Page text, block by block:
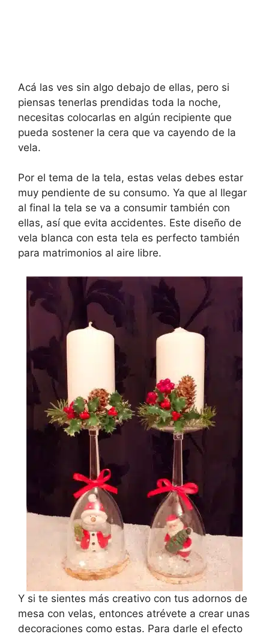
Acá las ves sin algo debajo de ellas, pero si
piensas tenerlas prendidas toda la noche,
necesitas colocarlas en algún recipiente que
pueda sostener la cera que va cayendo de la
vela.
Por el tema de la tela, estas velas debes estar
muy pendiente de su consumo. Ya que al llegar
al final la tela se va a consumir también con
ellas, así que evita accidentes. Este diseño de
vela blanca con esta tela es perfecto también
para matrimonios al aire libre.
Y si te sientes más creativo con tus adornos de
mesa con velas, entonces atrévete a crear unas
decoraciones como estas. Para darle el efecto